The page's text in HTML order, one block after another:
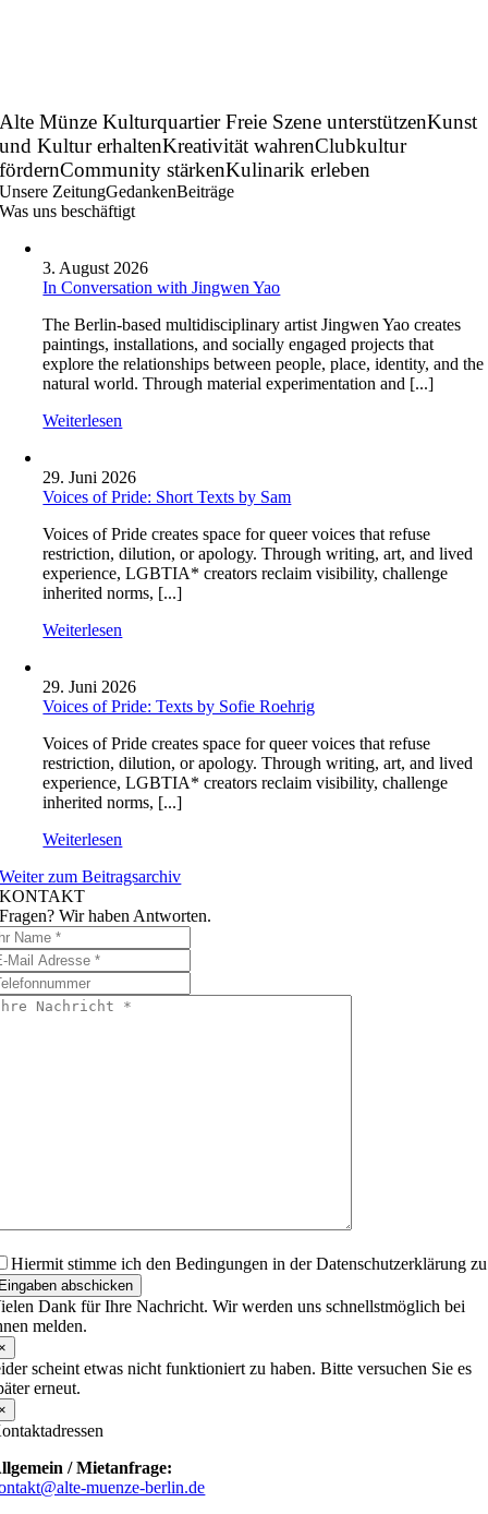
Alte Münze Kulturquartier Freie Szene unterstützenKunst
und Kultur erhaltenKreativität wahrenClubkultur
fördernCommunity stärkenKulinarik erleben
Unsere ZeitungGedankenBeiträge
Was uns beschäftigt
3. August 2026
In Conversation with Jingwen Yao
The Berlin-based multidisciplinary artist Jingwen Yao creates
paintings, installations, and socially engaged projects that
explore the relationships between people, place, identity, and the
natural world. Through material experimentation and [...]
Weiterlesen
29. Juni 2026
Voices of Pride: Short Texts by Sam
Voices of Pride creates space for queer voices that refuse
restriction, dilution, or apology. Through writing, art, and lived
experience, LGBTIA* creators reclaim visibility, challenge
inherited norms, [...]
Weiterlesen
29. Juni 2026
Voices of Pride: Texts by Sofie Roehrig
Voices of Pride creates space for queer voices that refuse
restriction, dilution, or apology. Through writing, art, and lived
experience, LGBTIA* creators reclaim visibility, challenge
inherited norms, [...]
Weiterlesen
Weiter zum Beitragsarchiv
KONTAKT
Fragen? Wir haben Antworten.
Hiermit stimme ich den Bedingungen in derDatenschutzerklärung
abschicken
Dank für Ihre Nachricht. Wir werden uns schnellstmöglich bei
melden.
scheint etwas nicht funktioniert zu haben. Bitte versuchen Sie es
erneut.
/ Mietanfrage:
muenze-berlin.de